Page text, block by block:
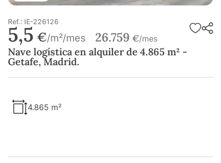
Ref.: IE-226126
5,5 €/m²/mes 26.759 €/mes
Nave logística en alquiler de 4.865 m² -
Getafe, Madrid.
4.865 m²